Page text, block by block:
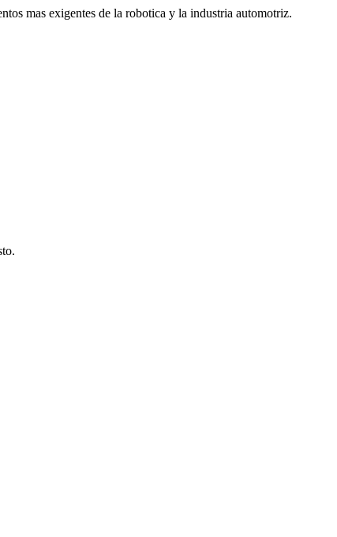
mas exigentes de la robotica y la industria automotriz.